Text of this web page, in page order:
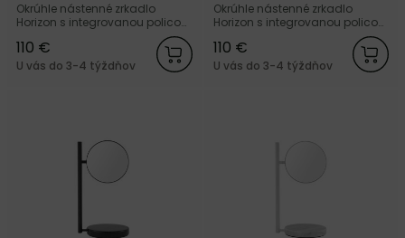
Okrúhle nástenné zrkadlo
Horizon s integrovanou policou
z bielej práškovanej ocele od
dánskej značky Normann
Copenhagen.
110 €
U vás do 3-4 týždňov
Okrúhle nástenné zrkadlo
Horizon s integrovanou policou
zo sivej práškovanej ocele od
dánskej značky Normann
Copenhagen.
110 €
U vás do 3-4 týždňov